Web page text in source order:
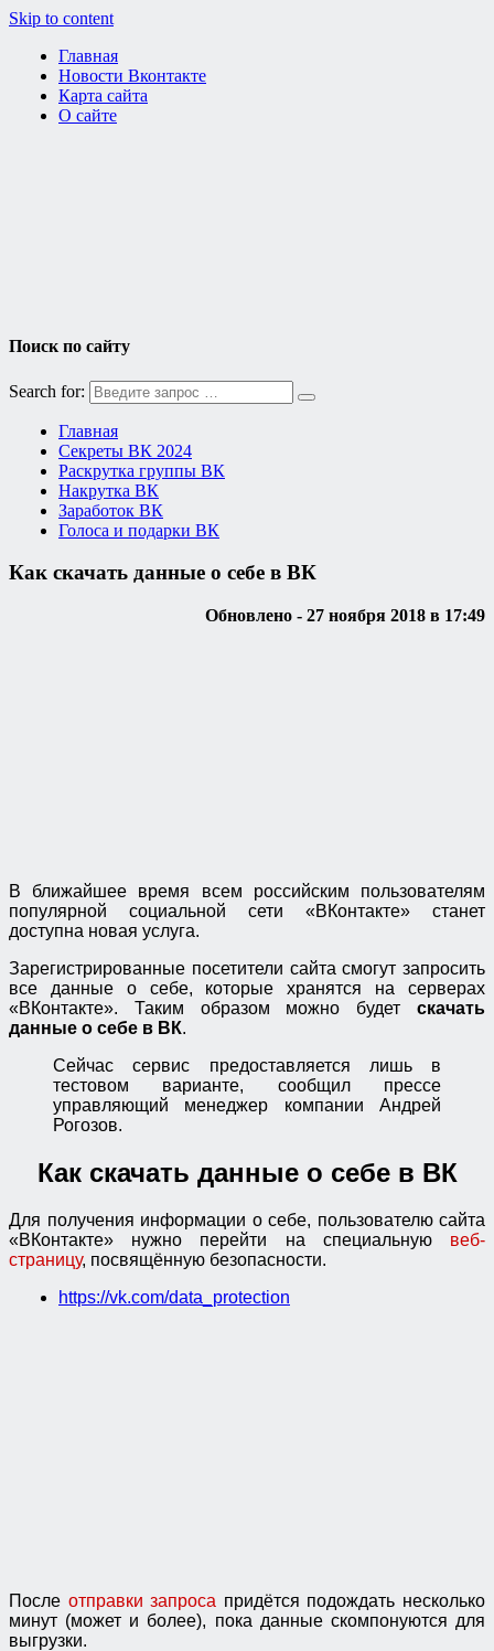
Skip to content
Главная
Новости Вконтакте
Карта сайта
О сайте
Поиск по сайту
Search for:
Главная
Секреты ВК 2024
Раскрутка группы ВК
Накрутка ВК
Заработок ВК
Голоса и подарки ВК
Как скачать данные о себе в ВК
Обновлено - 27 ноября 2018 в 17:49
В ближайшее время всем российским пользователям
популярной социальной сети «ВКонтакте» станет
доступна новая услуга.
Зарегистрированные посетители сайта смогут запросить
все данные о себе, которые хранятся на серверах
«ВКонтакте». Таким образом можно будет скачать
данные о себе в ВК.
Сейчас сервис предоставляется лишь в
тестовом варианте, сообщил прессе
управляющий менеджер компании Андрей
Рогозов.
Как скачать данные о себе в ВК
Для получения информации о себе, пользователю сайта
«ВКонтакте» нужно перейти на специальную веб-
страницу, посвящённую безопасности.
https://vk.com/data_protection
После отправки запроса придётся подождать несколько
минут (может и более), пока данные скомпонуются для
выгрузки.